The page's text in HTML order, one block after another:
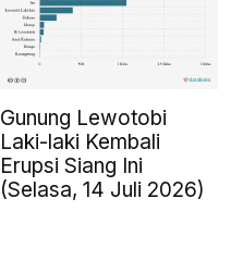
Gunung Lewotobi
Laki-laki Kembali
Erupsi Siang Ini
(Selasa, 14 Juli 2026)